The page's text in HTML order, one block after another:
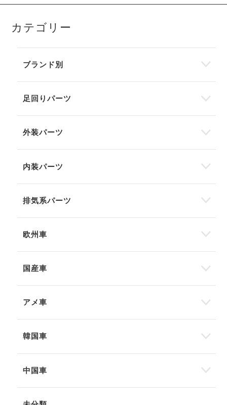
カテゴリー
ブランド別
足回りパーツ
外装パーツ
内装パーツ
排気系パーツ
欧州車
国産車
アメ車
韓国車
中国車